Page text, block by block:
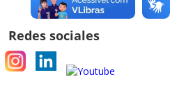
Redes sociales